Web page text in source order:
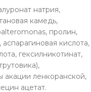
натрия,
камедь,
пролин,
кислота,
гексилникотинат,
акации ленкоранской,
ацетат.